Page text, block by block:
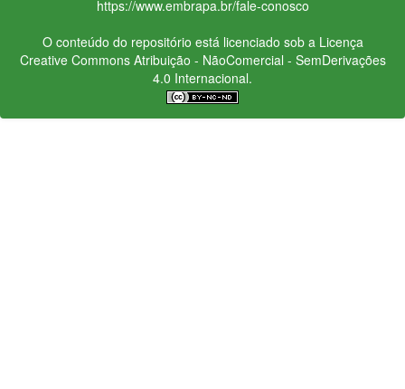
https://www.embrapa.br/fale-conosco
O conteúdo do repositório está licenciado sob a Licença
Creative CommonsAtribuição - NãoComercial - SemDerivações
4.0 Internacional.